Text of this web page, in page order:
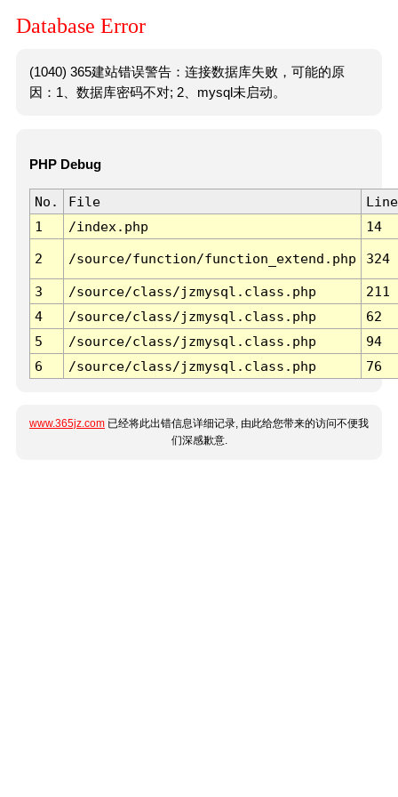
Database Error
(1040) 365建站错误警告：连接数据库失败，可能的原
因：1、数据库密码不对; 2、mysql未启动。
PHP Debug
No. File
Line
1
/index.php 14
2 /source/function/function_extend.php 324
3 /source/class/jzmysql.class.php
211
4
/source/class/jzmysql.class.php
62
5
/source/class/jzmysql.class.php
94
6
/source/class/jzmysql.class.php 76
www.365jz.com 已经将此出错信息详细记录, 由此给您带来的访问不便我
们深感歉意.